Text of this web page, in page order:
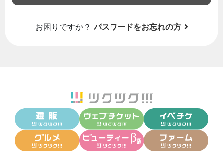
お困りですか？ パスワードをお忘れの方